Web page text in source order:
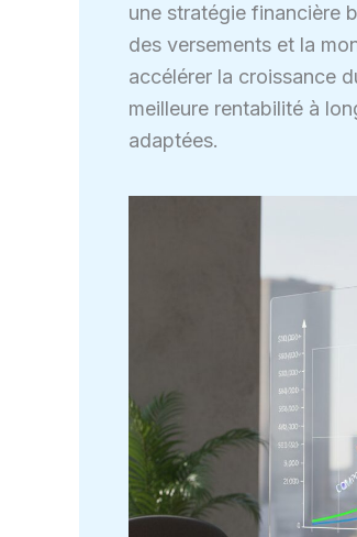
une stratégie financière
des versements et la
accélérer la croissance
meilleure rentabilité à
adaptées.